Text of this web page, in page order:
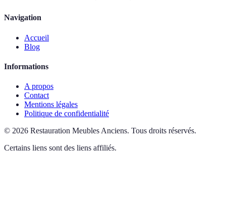
Navigation
Accueil
Blog
Informations
A propos
Contact
Mentions légales
Politique de confidentialité
© 2026 Restauration Meubles Anciens. Tous droits réservés.
Certains liens sont des liens affiliés.